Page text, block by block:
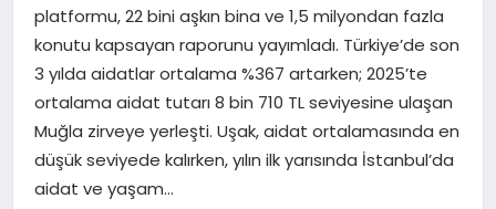
DÜNYA
TEKNOLOJI
SIYASET
YAŞAM
platformu, 22 bini aşkın bina ve 1,5 milyondan fazla
konutu kapsayan raporunu yayımladı. Türkiye’de son
3 yılda aidatlar ortalama %367 artarken; 2025’te
ortalama aidat tutarı 8 bin 710 TL seviyesine ulaşan
Muğla zirveye yerleşti. Uşak, aidat ortalamasında en
düşük seviyede kalırken, yılın ilk yarısında İstanbul’da
aidat ve yaşam…